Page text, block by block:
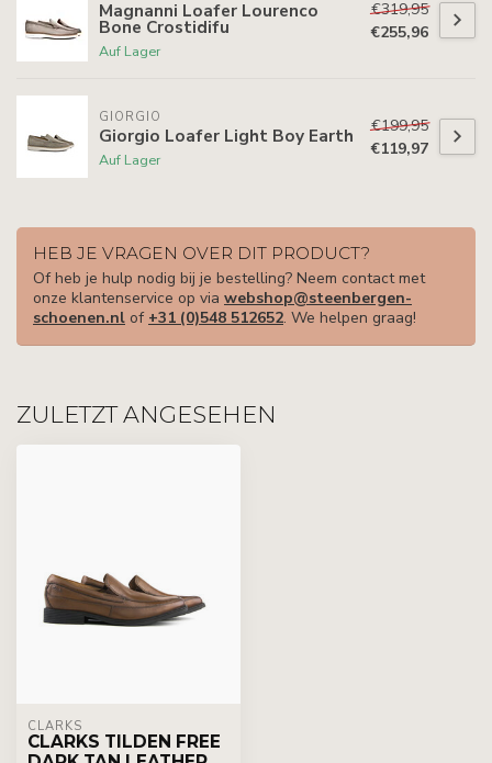
Magnanni Loafer Lourenco
Bone Crostidifu
Auf Lager
€319,95
€255,96
GIORGIO
Giorgio Loafer Light Boy Earth
Auf Lager
€199,95
€119,97
HEB JE VRAGEN OVER DIT PRODUCT?
Of heb je hulp nodig bij je bestelling? Neem contact met
onze klantenservice op via webshop@steenbergen-
schoenen.nl of +31 (0)548 512652. We helpen graag!
ZULETZT ANGESEHEN
CLARKS
CLARKS TILDEN FREE